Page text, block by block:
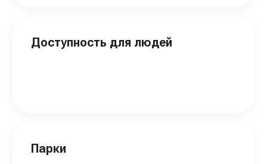
Доступность для людей
Парки